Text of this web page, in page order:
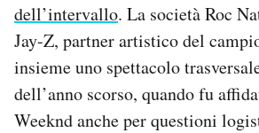
dell’intervallo. La società Roc
Jay-Z, partner artistico del
insieme uno spettacolo
dell’anno scorso, quando fu
Weeknd anche per questioni